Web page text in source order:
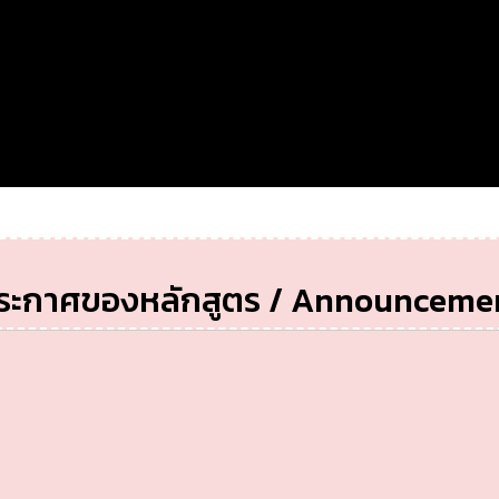
ะกาศของหลักสูตร /